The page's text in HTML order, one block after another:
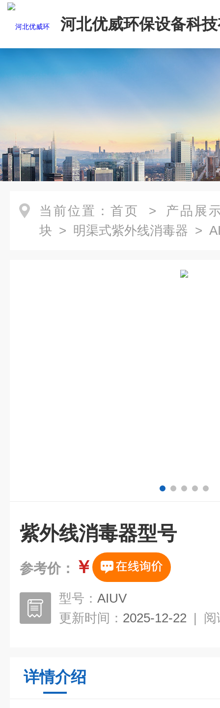
河北优威环保设备科
司
当前位置： 首页 > 产品展
块 > 明渠式紫外线消毒器 >
紫外线消毒器型号
参考价： ￥
型号： AIUV
更新时间： 2025-12-22 | 阅
详情介绍